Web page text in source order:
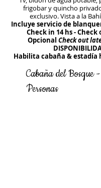
frigobar y quincho
exclusivo. Vista a la
Incluye servicio de
Check in 14 hs - Check
Opcional Check out
Habilita cabaña & estadía
Cabaña del Bosque
Personas